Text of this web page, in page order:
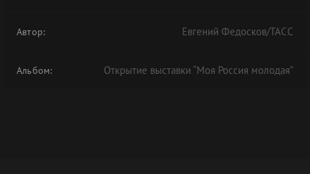
Автор: Евгений Федосков/ТАСС
Альбом: Открытие выставки “Моя Россия молодая”